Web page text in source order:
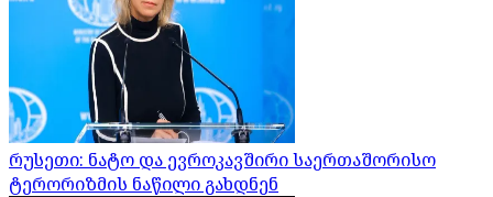
რუსეთი: ნატო და ევროკავშირი საერთაშორისო
ტერორიზმის ნაწილი გახდნენ